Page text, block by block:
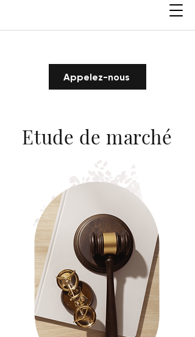
Appelez-nous
Etude de marché